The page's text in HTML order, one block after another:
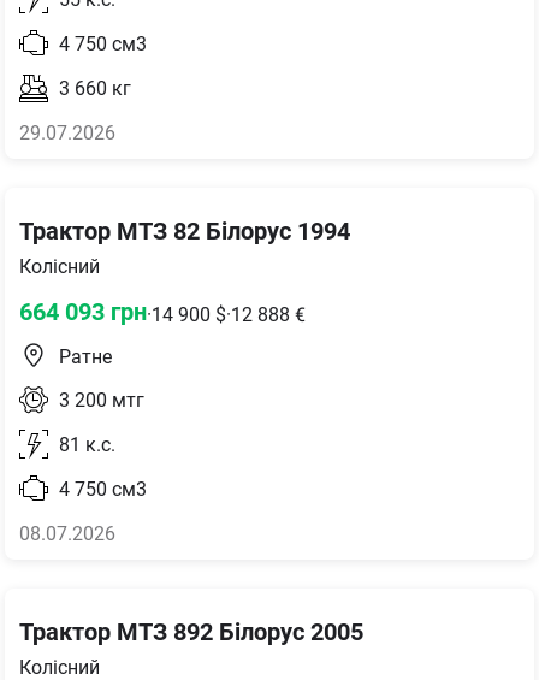
4 750 см3
3 660 кг
29.07.2026
Трактор МТЗ 82 Білорус 1994
Колісний
664 093 грн·14 900 $·12 888 €
Ратне
3 200 мтг
81 к.с.
4 750 см3
08.07.2026
Трактор МТЗ 892 Білорус 2005
Колісний